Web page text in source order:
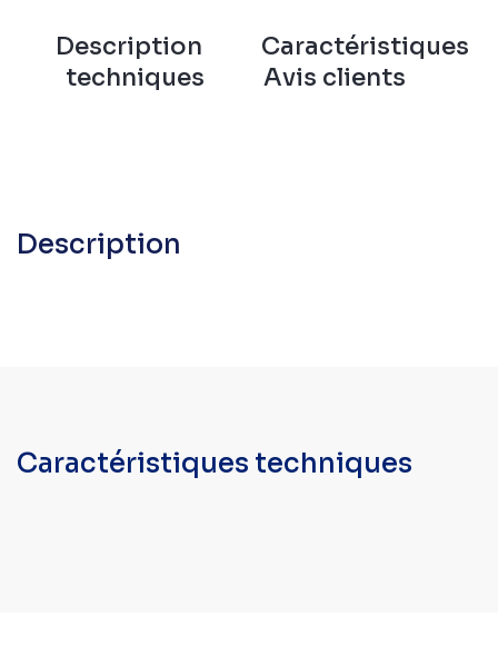
Description
Caractéristiques
techniques
Avis clients
Description
Caractéristiques techniques